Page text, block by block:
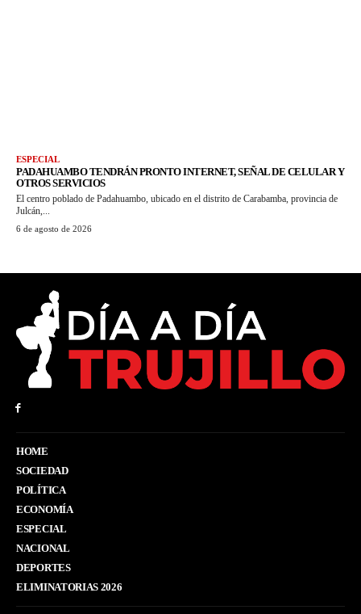
ESPECIAL
PADAHUAMBO TENDRÁN PRONTO INTERNET, SEÑAL DE CELULAR Y
OTROS SERVICIOS
El centro poblado de Padahuambo, ubicado en el distrito de Carabamba, provincia de
Julcán,...
6 de agosto de 2026
HOME
SOCIEDAD
POLÍTICA
ECONOMÍA
ESPECIAL
NACIONAL
DEPORTES
ELIMINATORIAS 2026